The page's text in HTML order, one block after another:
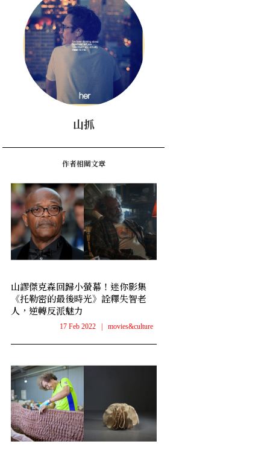
山抓
作者相關文章
山謬傑克森回歸小螢幕！迷你影集
《托勒密的最後時光》詮釋失智老
人，逆轉反派魅力
17 Feb 2022 | movies&culture